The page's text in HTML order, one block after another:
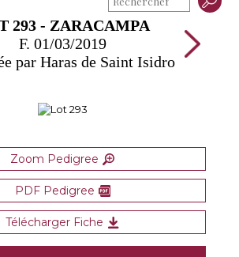
293 - ZARACAMPA
F. 01/03/2019
par Haras de Saint Isidro
Zoom Pedigree
PDF Pedigree
Télécharger Fiche